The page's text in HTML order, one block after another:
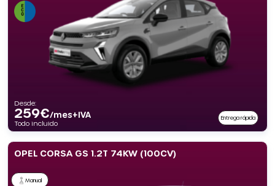
Desde:
259€/mes+IVA
Todo incluido
Entrega rápida
OPEL CORSA GS 1.2T 74KW (100CV)
Manual